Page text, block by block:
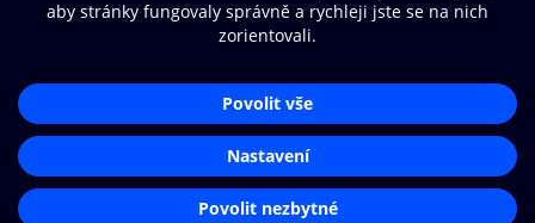
© O2 Czech Republic a.s.
Přístupnost
Zásady zpracování osobních údajů
Nastavení cookies
Aplikace O2 Knihovna
Čti a poslouchej své e-knihy a
audioknihy rychleji a pohodlněji.